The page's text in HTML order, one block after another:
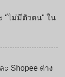
"ไม่มีตัวตน" ใน
ะ Shopee ต่าง